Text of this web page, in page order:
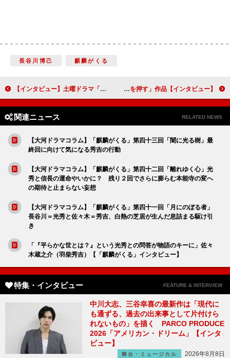
長谷川博己 麒麟がくる
【インタビュー】土曜ドラマ「六畳間のピアノマン」加藤シゲアキ「何かを変えたければ行動することが大事」 【インタビュー】ドラマ「マイルノビッチ」 桜井日奈子＆神尾楓珠が挑むラブコメは「背中を押す」作品
関連ニュース RELATED NEWS
【大河ドラマコラム】「麒麟がくる」第四十三回「闇に光る樹」最
終回に向けて気になる秀吉の行動
【大河ドラマコラム】「麒麟がくる」第四十二回「離れゆく心」光
秀と信長の運命やいかに？ 残り２回でさらに膨らむ本能寺の変へ
の期待と止まらない妄想
【大河ドラマコラム】「麒麟がくる」第四十一回「月にのぼる者」
長谷川＝光秀と佐々木＝秀吉、白熱の芝居が生んだ息詰まる駆け引
き
「『平らかな世とは？』という光秀との問答が物語のキーに」佐々
木蔵之介（羽柴秀吉）【「麒麟がくる」インタビュー】
特集・インタビュー FEATURE & INTERVIEW
中川大志、三谷幸喜の最新作は「現代に
も通ずる、過去の出来事として片付けら
れないもの」を描く PARCO PRODUCE
2026「アメリカン・ドリーム」【インタ
ビュー】
舞台・ミュージカル
2026年8月8日